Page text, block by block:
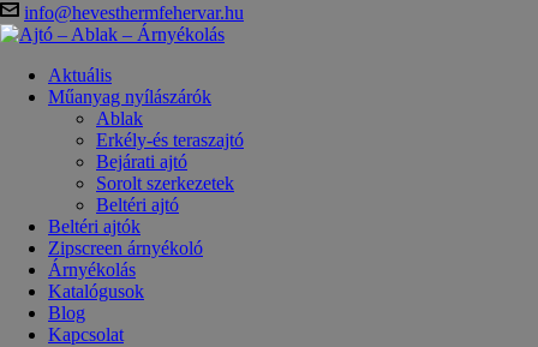
info@hevesthermfehervar.hu
Aktuális
Műanyag nyílászárók
Ablak
Erkély-és teraszajtó
Bejárati ajtó
Sorolt szerkezetek
Beltéri ajtó
Beltéri ajtók
Zipscreen árnyékoló
Árnyékolás
Katalógusok
Blog
Kapcsolat